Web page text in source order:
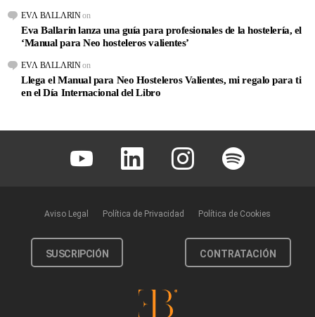
EVΛ BΛLLΛRINon
Eva Ballarin lanza una guía para profesionales de la hostelería, el
‘Manual para Neo hosteleros valientes’
EVΛ BΛLLΛRINon
Llega el Manual para Neo Hosteleros Valientes, mi regalo para ti
en el Día Internacional del Libro
Youtube Linkedin Instagram Spotify
Aviso Legal Política de Privacidad Política de Cookies
SUSCRIPCIÓN CONTRATACIÓN